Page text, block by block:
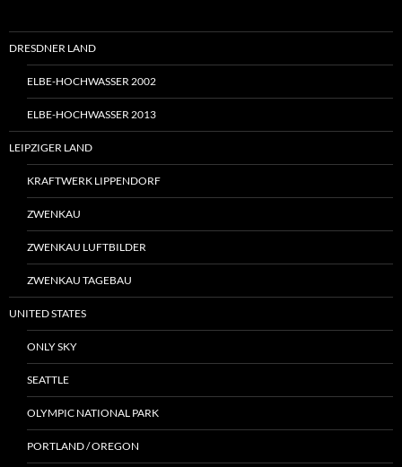
DRESDNER LAND
ELBE-HOCHWASSER 2002
ELBE-HOCHWASSER 2013
LEIPZIGER LAND
KRAFTWERK LIPPENDORF
ZWENKAU
ZWENKAU LUFTBILDER
ZWENKAU TAGEBAU
UNITED STATES
ONLY SKY
SEATTLE
OLYMPIC NATIONAL PARK
PORTLAND / OREGON